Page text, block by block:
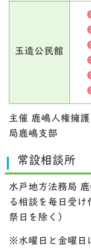
玉造公民館
主催 鹿嶋人権擁
局鹿嶋支部
常設相談所
水戸地方法務局
る相談を毎日受
祭日を除く）
※水曜日と金曜日